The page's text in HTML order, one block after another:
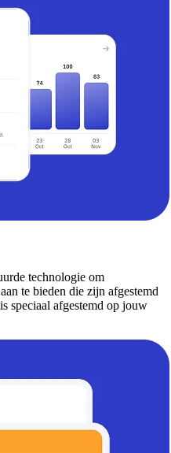
technologie om
te bieden die zijn afgestemd
speciaal afgestemd op jouw